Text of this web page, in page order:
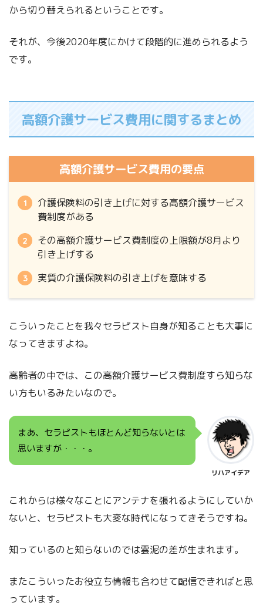
から切り替えられるということです。
それが、 今後2020年度にかけて段階的に進められるよう
です。
高額介護サービス費用に関するまとめ
高額介護サービス費用の要点
介護保険料の引き上げに対する高額介護サービス
費制度がある
その高額介護サービス費制度の上限額が8月より
引き上げする
実質の介護保険料の引き上げを意味する
こういったことを我々セラピスト自身が知ることも大事に
なってきますよね。
高齢者の中では、この高額介護サービス費制度すら知らな
い方もいるみたいなので。
まあ、セラピストもほとんど知らないとは
思いますが・・・。
リハアイデア
これからは様々なことにアンテナを張れるようにしていか
ないと、セラピストも大変な時代になってきそうですね。
知っているのと知らないのでは雲泥の差が生まれます。
またこういったお役立ち情報も合わせて配信できればと思
っています。